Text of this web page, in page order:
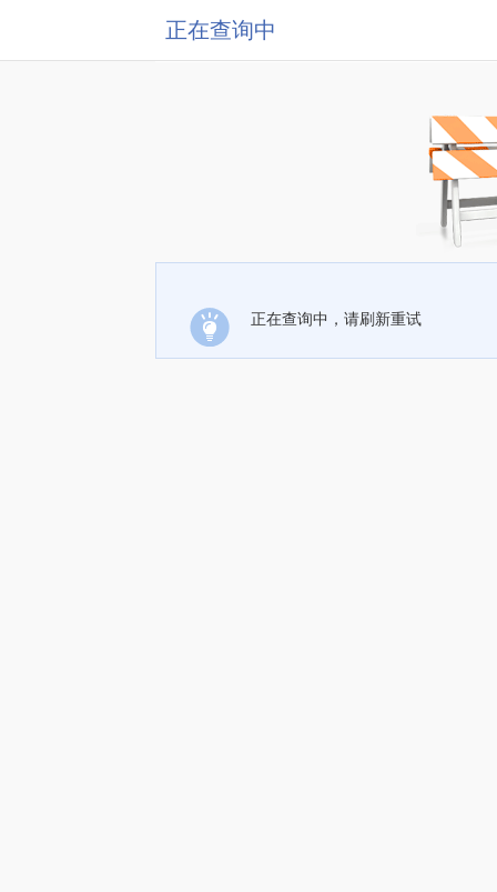
正在查询中
正在查询中，请刷新重试